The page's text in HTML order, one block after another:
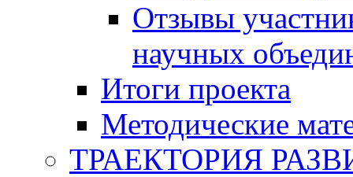
Отзывы
научных
Итоги проекта
Методические
ТРАЕКТОРИЯ